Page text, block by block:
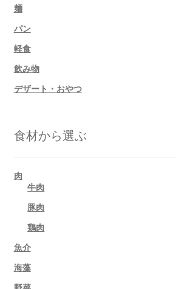
麺
パン
軽食
飲み物
デザート・おやつ
食材から選ぶ
肉
牛肉
豚肉
鶏肉
魚介
海藻